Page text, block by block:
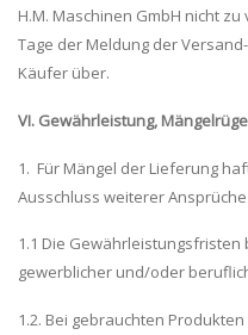
H.M. Maschinen GmbH nicht
Tage der Meldung der
Käufer über.
VI. Gewährleistung, Mängelrüge
1. Für Mängel der Lieferung
Ausschluss weiterer
1.1 Die
gewerblicher und/oder
1.2. Bei gebrauchten